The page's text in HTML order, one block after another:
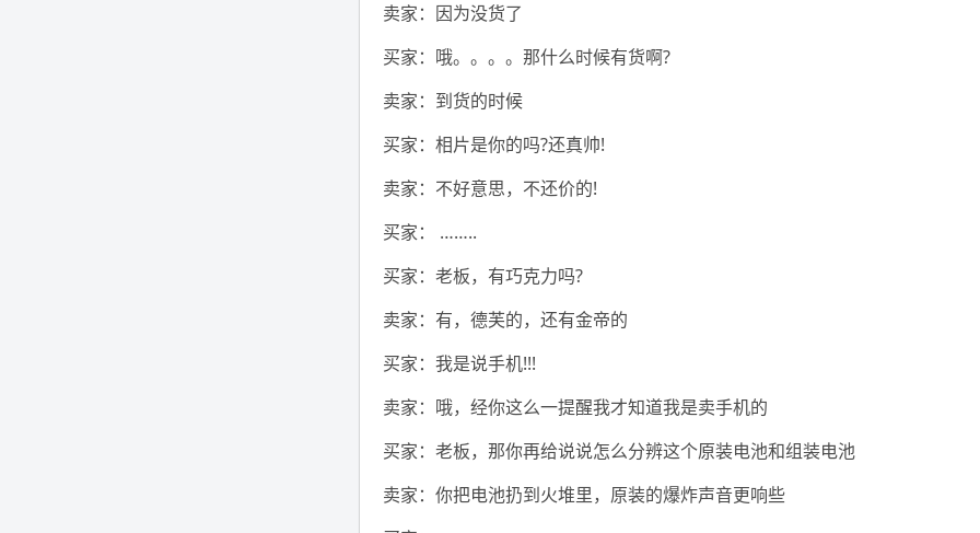
卖家：因为没货了
买家：哦。。。。那什么时候有货啊?
卖家：到货的时候
买家：相片是你的吗?还真帅!
卖家：不好意思，不还价的!
买家： ……..
买家：老板，有巧克力吗?
卖家：有，德芙的，还有金帝的
买家：我是说手机!!!
卖家：哦，经你这么一提醒我才知道我是卖手机的
买家：老板，那你再给说说怎么分辨这个原装电池和组装电池
卖家：你把电池扔到火堆里，原装的爆炸声音更响些